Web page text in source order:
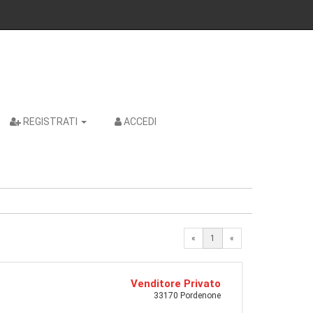
REGISTRATI ACCEDI
« 1 «
Venditore Privato
33170 Pordenone